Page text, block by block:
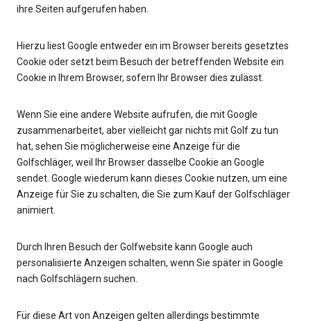
ihre Seiten aufgerufen haben.
Hierzu liest Google entweder ein im Browser bereits gesetztes
Cookie oder setzt beim Besuch der betreffenden Website ein
Cookie in Ihrem Browser, sofern Ihr Browser dies zulässt.
Wenn Sie eine andere Website aufrufen, die mit Google
zusammenarbeitet, aber vielleicht gar nichts mit Golf zu tun
hat, sehen Sie möglicherweise eine Anzeige für die
Golfschläger, weil Ihr Browser dasselbe Cookie an Google
sendet. Google wiederum kann dieses Cookie nutzen, um eine
Anzeige für Sie zu schalten, die Sie zum Kauf der Golfschläger
animiert.
Durch Ihren Besuch der Golfwebsite kann Google auch
personalisierte Anzeigen schalten, wenn Sie später in Google
nach Golfschlägern suchen.
Für diese Art von Anzeigen gelten allerdings bestimmte